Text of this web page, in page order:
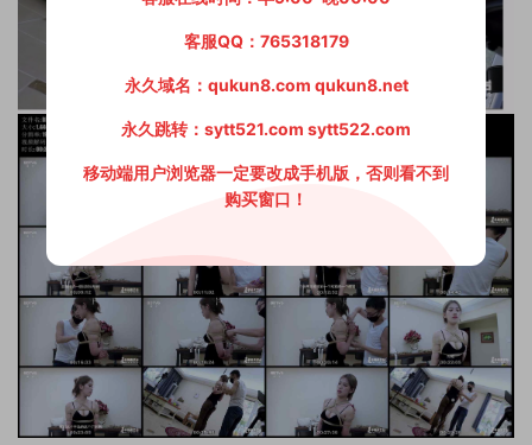
客服QQ：765318179
永久域名：qukun8.com qukun8.net
永久跳转：sytt521.com sytt522.com
移动端用户浏览器一定要改成手机版，否则看不到
购买窗口！